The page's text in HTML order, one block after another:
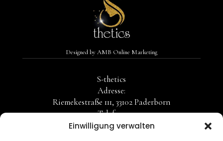
Einwilligung verwalten
Designed byAMB Online Marketing
S-thetics
Adresse:
Riemekestraße 111, 33102 Paderborn
Telefon:
0176 70787843